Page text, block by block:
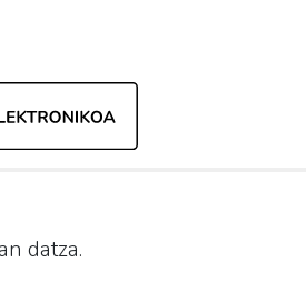
datza.